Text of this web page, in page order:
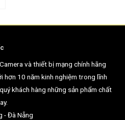
và thiết bị mạng chính hãng
hơn 10 năm kinh nghiệm trong lĩnh
khách hàng những sản phẩm chất
- Đà Nẵng